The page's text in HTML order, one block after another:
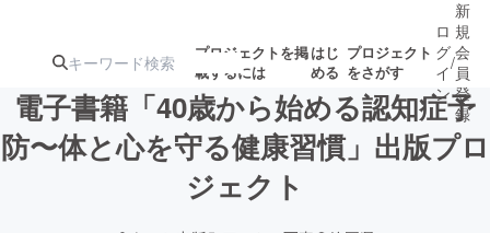
プロジェクトを掲
載するには
はじ
める
プロジェクト
をさがす
注目の新着プロ募集終了が近いプ
ロ
グ
イ
ン
/
新
規
会
員
登
録
電子書籍「40歳から始める認知症予
防〜体と心を守る健康習慣」出版プロ
ジェクト